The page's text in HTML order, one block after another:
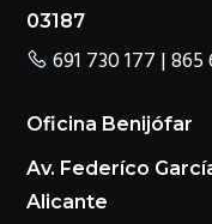
03187
691 730 177 |
Oficina Benijófar
Av. Federíco
Alicante